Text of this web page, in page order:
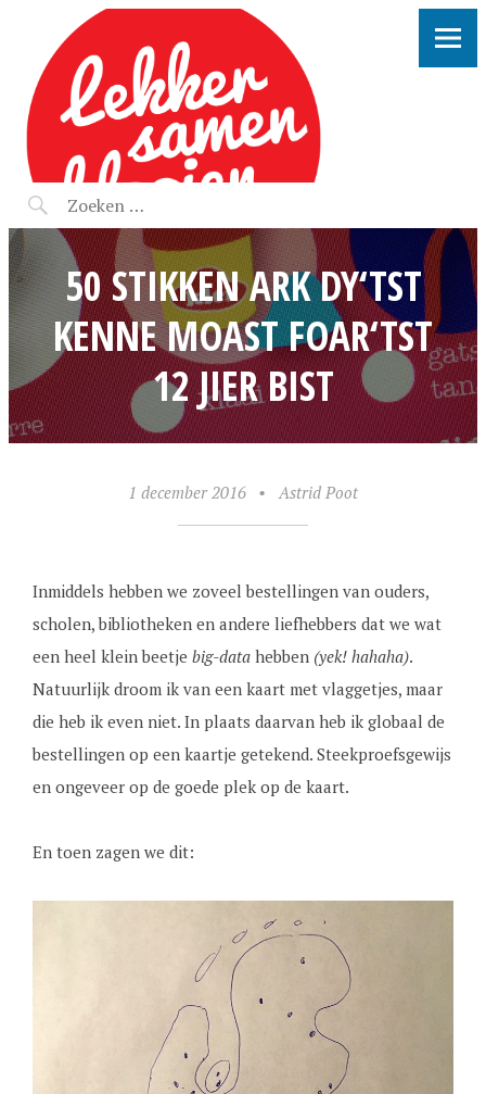
LEKKER SAMEN KLOOIEN
50 STIKKEN ARK DY‘TST
KENNE MOAST FOAR‘TST
12 JIER BIST
1 december 2016 • Astrid Poot
Inmiddels hebben we zoveel bestellingen van ouders,
scholen, bibliotheken en andere liefhebbers dat we wat
een heel klein beetje big-datahebben (yek! hahaha).
Natuurlijk droom ik van een kaart met vlaggetjes, maar
die heb ik even niet. In plaats daarvan heb ik globaal de
bestellingen op een kaartje getekend. Steekproefsgewijs
en ongeveer op de goede plek op de kaart.
En toen zagen we dit: